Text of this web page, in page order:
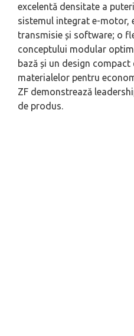
excelentă densitate a
sistemul integrat e-motor,
transmisie și software; o
conceptului modular
bază și un design
materialelor pentru
ZF demonstrează
de produs.